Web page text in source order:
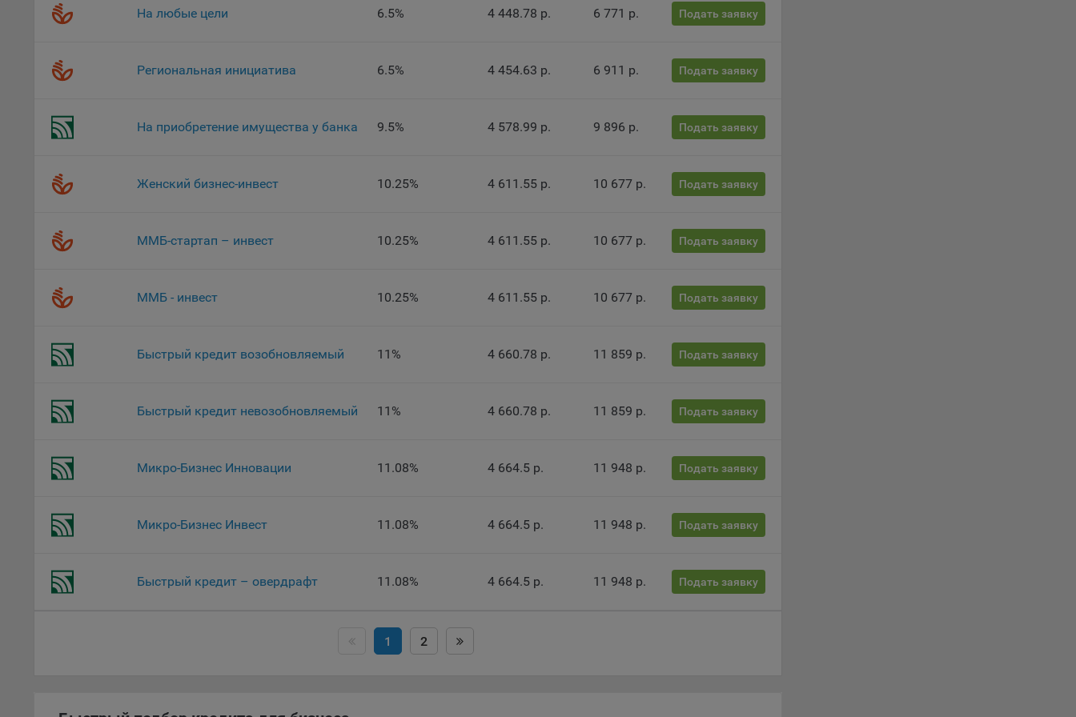
«Инкогнито», чтобы ограничить хранимый на компьютере объем информации и
автоматически удалять сессионные файлы cookie. Кроме того, субъект
Подробнее о параметрах управления можно ознакомиться, перейдя по внешним
Firefox
вопросом, в части использования файлов сookie, на электронную почту
популярные страницы и принимать меры по совершенствованию работы
Статистические куки позволяют определять предпочтения пользователей сайта.
Яндекс Метрика – сервис веб-аналитики, предоставляемый ООО «Яндекс».
Адрес: г. Москва, ул. Льва Толстого, д. 16, 119021.
Политика
Google Analytics – сервис веб-аналитики, предоставляемый компанией Google,
Inc. Адрес: Google, Google Data Protection Office, 1600 Amphitheatre Pkwy,
Matomo — это система веб-аналитики, которая позволяет следит за
доступностью сервисов, предоставляемых myfin.by.
На любые цели 6.5% 4 448.78 р. 6 771 р. Подать заявку
Региональная инициатива 6.5% 4 454.63 р. 6 911 р. Подать заявку
На приобретение имущества у банка 9.5% 4 578.99 р. 9 896 р. Подать заявку
Женский бизнес-инвест 10.25% 4 611.55 р. 10 677 р. Подать заявку
ММБ-стартап – инвест 10.25% 4 611.55 р. 10 677 р. Подать заявку
ММБ - инвест 10.25% 4 611.55 р. 10 677 р. Подать заявку
Быстрый кредит возобновляемый 11% 4 660.78 р. 11 859 р. Подать заявку
Быстрый кредит невозобновляемый 11% 4 660.78 р. 11 859 р. Подать заявку
Микро-Бизнес Инновации 11.08% 4 664.5 р. 11 948 р. Подать заявку
Микро-Бизнес Инвест 11.08% 4 664.5 р. 11 948 р. Подать заявку
Быстрый кредит – овердрафт 11.08% 4 664.5 р. 11 948 р. Подать заявку
1 2